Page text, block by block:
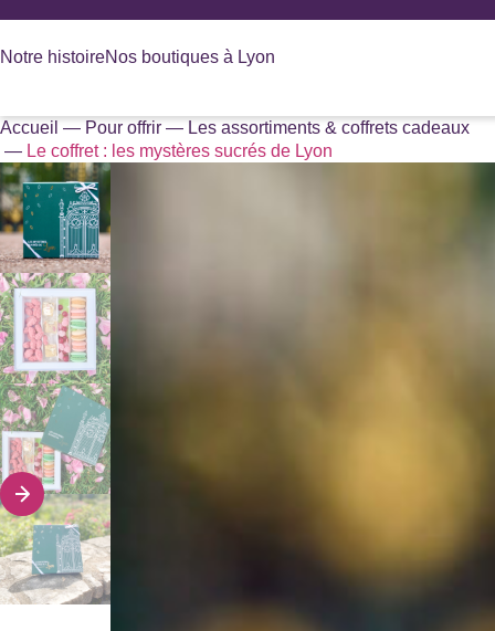
Notre histoireNos boutiques à Lyon
Accueil — Pour offrir — Les assortiments & coffrets cadeaux
— Le coffret : les mystères sucrés de Lyon